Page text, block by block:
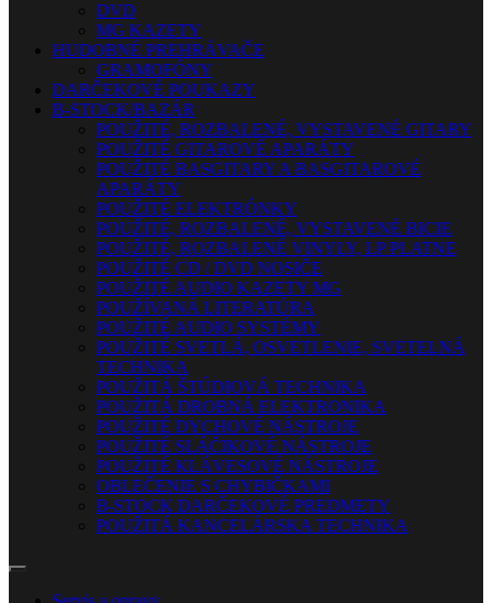
DVD
MG KAZETY
HUDOBNÉ PREHRÁVAČE
GRAMOFÓNY
DARČEKOVÉ POUKAZY
B-STOCK/BAZÁR
POUŽITÉ, ROZBALENÉ, VYSTAVENÉ GITARY
POUŽITÉ GITAROVÉ APARÁTY
POUŽITÉ BASGITARY A BASGITAROVÉ
APARÁTY
POUŽITÉ ELEKTRÓNKY
POUŽITÉ, ROZBALENÉ, VYSTAVENÉ BICIE
POUŽITÉ, ROZBALENÉ VINYLY, LP PLATNE
POUŽITÉ CD / DVD NOSIČE
POUŽITÉ AUDIO KAZETY MG
POUŽÍVANÁ LITERATÚRA
POUŽITÉ AUDIO SYSTÉMY
POUŽITÉ SVETLÁ, OSVETLENIE, SVETELNÁ
TECHNIKA
POUŽITÁ ŠTÚDIOVÁ TECHNIKA
POUŽITÁ DROBNÁ ELEKTRONIKA
POUŽITÉ DYCHOVÉ NÁSTROJE
POUŽITÉ SLÁČIKOVÉ NÁSTROJE
POUŽITÉ KLÁVESOVÉ NÁSTROJE
OBLEČENIE S CHYBIČKAMI
B-STOCK DARČEKOVÉ PREDMETY
POUŽITÁ KANCELÁRSKA TECHNIKA